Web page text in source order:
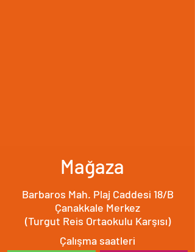
Mağaza
Barbaros Mah. Plaj Caddesi 18/B
Çanakkale Merkez
(Turgut Reis Ortaokulu Karşısı)
Çalışma saatleri